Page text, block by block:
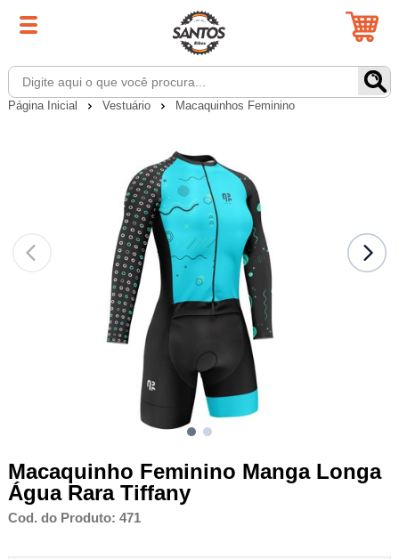
Página Inicial Vestuário Macaquinhos Feminino
Macaquinho Feminino Manga Longa
Água Rara Tiffany
Cod. do Produto: 471